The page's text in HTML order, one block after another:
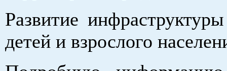
Развитие
детей и взрослого